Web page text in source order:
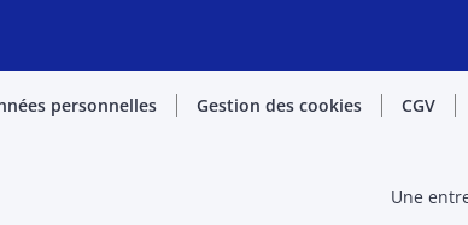
personnelles Gestion des cookies CGV
Une